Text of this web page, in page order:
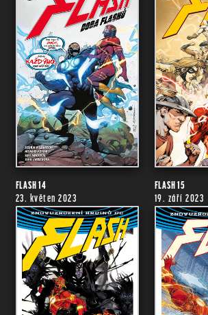
FLASH 14
23. květen 2023
FLASH 15
19. září 2023